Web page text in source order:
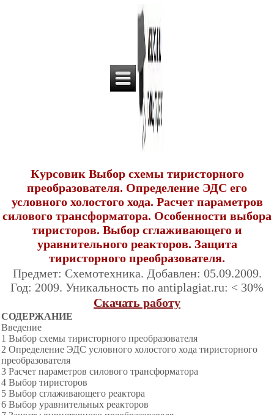
Курсовик Выбор схемы тиристорного
преобразователя. Определение ЭДС его
условного холостого хода. Расчет параметров
силового трансформатора. Особенности выбора
тиристоров. Выбор сглаживающего и
уравнительного реакторов. Защита
тиристорного преобразователя.
Предмет: Схемотехника. Добавлен: 05.09.2009.
Год: 2009. Уникальность по antiplagiat.ru: < 30%
Скачать работу
СОДЕРЖАНИЕ
Введение
1 Выбор схемы тиристорного преобразователя
2 Определение ЭДС условного холостого хода тиристорного
преобразователя
3 Расчет параметров силового трансформатора
4 Выбор тиристоров
5 Выбор сглаживающего реактора
6 Выбор уравнительных реакторов